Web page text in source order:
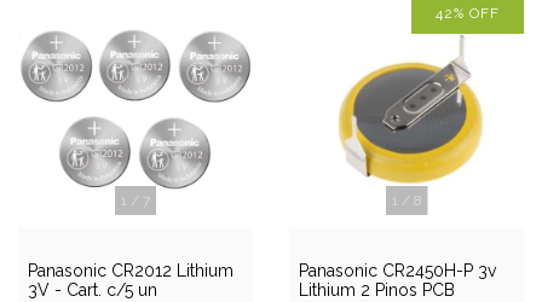
1 / 7
Panasonic CR2012 Lithium
3V - Cart. c/5 un
1 / 8
42% OFF
Panasonic CR2450H-P 3v
Lithium 2 Pinos PCB